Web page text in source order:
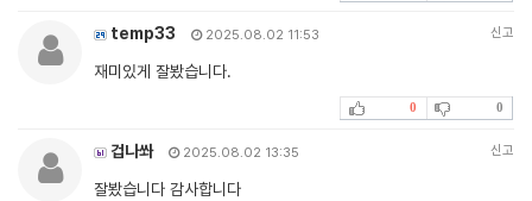
temp33 2025.08.02 11:53 신고
재미있게 잘봤습니다.
0 0
겁나쏴 2025.08.02 13:35 신고
잘봤습니다 감사합니다